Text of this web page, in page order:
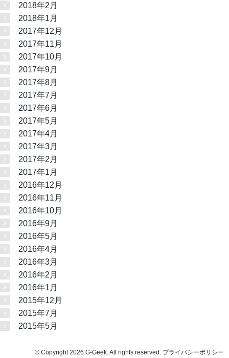
2018年2月
2018年1月
2017年12月
2017年11月
2017年10月
2017年9月
2017年8月
2017年7月
2017年6月
2017年5月
2017年4月
2017年3月
2017年2月
2017年1月
2016年12月
2016年11月
2016年10月
2016年9月
2016年5月
2016年4月
2016年3月
2016年2月
2016年1月
2015年12月
2015年7月
2015年5月
© Copyright 2026 G-Geek. All rights reserved. プライバシーポリシー